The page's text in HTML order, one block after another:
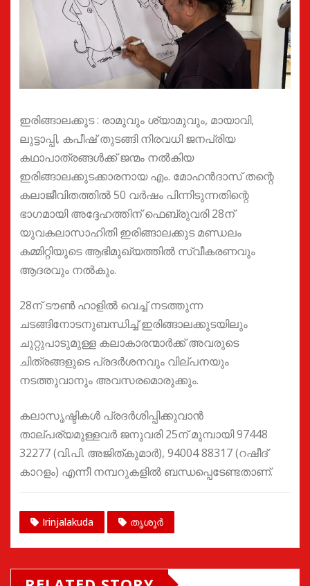
ഇരിങ്ങാലക്കുട : രാമുവും ശ്യാമുവും, മായാവി,
ലുട്ടാപ്പി, കപീഷ് തുടങ്ങി നിരവധി ജനപ്രിയ
കഥാപാത്രങ്ങൾക്ക് ജന്മം നൽകിയ
ഇരിങ്ങാലക്കുടക്കാരനായ എം. മോഹൻദാസ് തന്റെ
കലാജീവിതത്തിൽ 50 വർഷം പിന്നിടുന്നതിന്റെ
ഭാഗമായി അദ്ദേഹത്തിന് ഫെബ്രുവരി 28ന്
യുവകലാസാഹിതി ഇരിങ്ങാലക്കുട മണ്ഡലം
കമ്മിറ്റിയുടെ ആഭിമുഖ്യത്തിൽ സ്വീകരണവും
ആദരവും നൽകും.
28ന് ടൗൺ ഹാളിൽ വെച്ച് നടത്തുന്ന
ചടങ്ങിനോടനുബന്ധിച്ച് ഇരിങ്ങാലക്കുടയിലും
ചുറ്റുപാടുമുള്ള കലാകാരന്മാർക്ക് അവരുടെ
ചിത്രങ്ങളുടെ പ്രദർശനവും വില്പനയും
നടത്തുവാനും അവസരമൊരുക്കും.
കലാസൃഷ്ടികൾ പ്രദർശിപ്പിക്കുവാൻ
താല്പര്യമുള്ളവർ ജനുവരി 25ന് മുമ്പായി 97448
32277 (വി.പി. അജിത്കുമാർ), 94004 88317 (റഷീദ്
കാറളം) എന്നീ നമ്പറുകളിൽ ബന്ധപ്പെടേണ്ടതാണ്.
Irinjalakuda തൃശൂർ